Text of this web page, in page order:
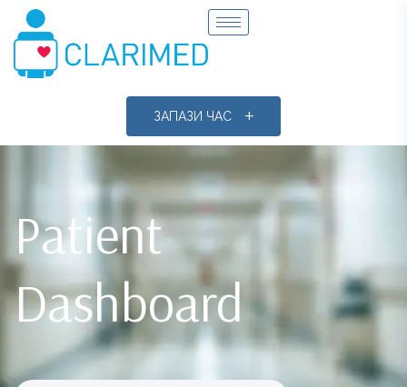
ЗАПАЗИ ЧАС
Patient
Dashboard